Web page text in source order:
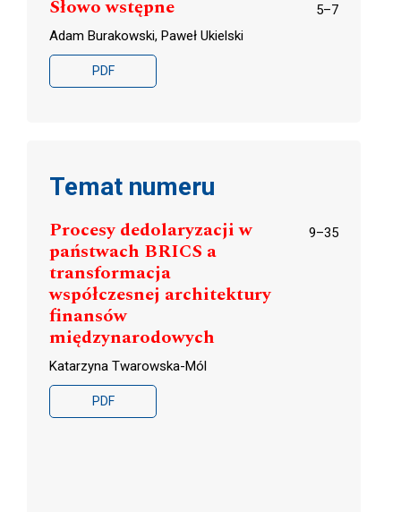
Słowo wstępne
5–7
Adam Burakowski, Paweł Ukielski
PDF
Temat numeru
Procesy dedolaryzacji w
państwach BRICS a
transformacja
współczesnej architektury
finansów
międzynarodowych
9–35
Katarzyna Twarowska-Mól
PDF